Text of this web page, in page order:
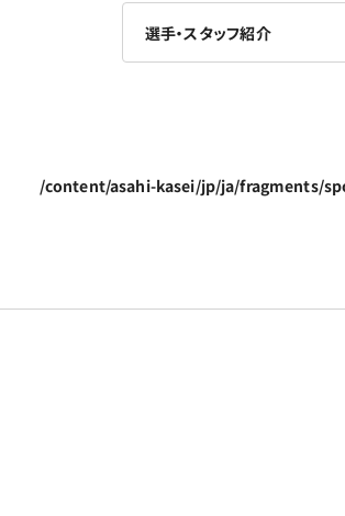
選手・スタッフ紹介
/content/asahi-kasei/jp/ja/fragments/